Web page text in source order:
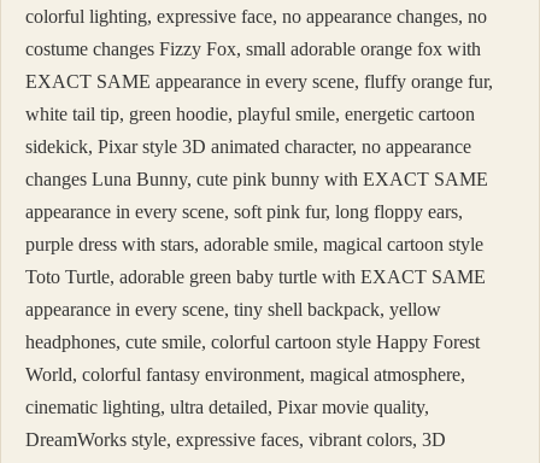
colorful lighting, expressive face, no appearance changes, no
costume changes Fizzy Fox, small adorable orange fox with
EXACT SAME appearance in every scene, fluffy orange fur,
white tail tip, green hoodie, playful smile, energetic cartoon
sidekick, Pixar style 3D animated character, no appearance
changes Luna Bunny, cute pink bunny with EXACT SAME
appearance in every scene, soft pink fur, long floppy ears,
purple dress with stars, adorable smile, magical cartoon style
Toto Turtle, adorable green baby turtle with EXACT SAME
appearance in every scene, tiny shell backpack, yellow
headphones, cute smile, colorful cartoon style Happy Forest
World, colorful fantasy environment, magical atmosphere,
cinematic lighting, ultra detailed, Pixar movie quality,
DreamWorks style, expressive faces, vibrant colors, 3D